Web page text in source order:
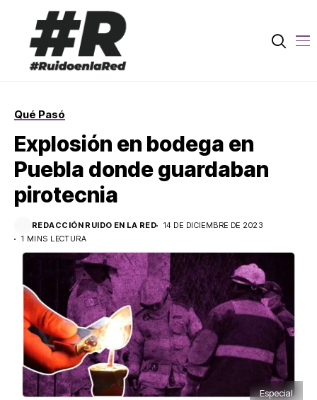
Qué Pasó
Explosión en bodega en
Puebla donde guardaban
pirotecnia
REDACCIÓN RUIDO EN LA RED
14 DE DICIEMBRE DE 2023
1 MINS LECTURA
Especial